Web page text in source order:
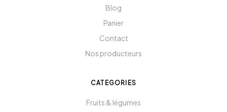
Blog
Panier
Contact
Nos producteurs
CATEGORIES
Fruits & légumes